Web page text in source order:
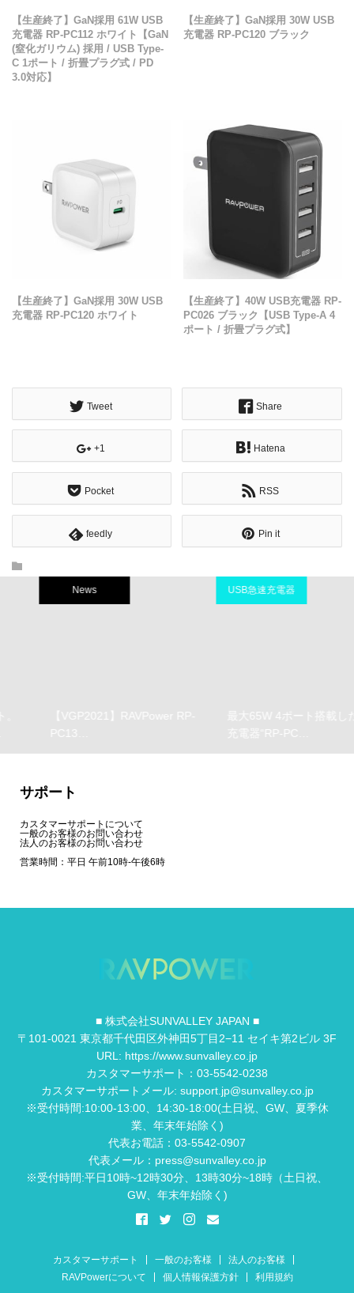
【生産終了】GaN採用 61W USB
充電器 RP-PC112 ホワイト【GaN
(窒化ガリウム) 採用 / USB Type-
C 1ポート / 折畳プラグ式 / PD
3.0対応】
【生産終了】GaN採用 30W USB
充電器 RP-PC120 ブラック
【生産終了】GaN採用 30W USB
充電器 RP-PC120 ホワイト
【生産終了】40W USB充電器 RP-
PC026 ブラック【USB Type-A 4
ポート / 折畳プラグ式】
Tweet Share
+1 Hatena
Pocket RSS
feedly Pin it
【VGP2021】RAVPower RP-
USB急速充電器
最大65W 4ポート搭載した急速
充電器“RP-PC…
サポート
カスタマーサポートについて
一般のお客様のお問い合わせ
法人のお客様のお問い合わせ
営業時間：平日 午前10時-午後6時
■ 株式会社SUNVALLEY JAPAN ■
〒101-0021 東京都千代田区外神田5丁目2−11 セイキ第2ビル 3F
URL: https://www.sunvalley.co.jp
カスタマーサポート：03-5542-0238
カスタマーサポートメール: support.jp@sunvalley.co.jp
※受付時間:10:00-13:00、14:30-18:00(土日祝、GW、夏季休
業、年末年始除く)
代表お電話：03-5542-0907
代表メール：press@sunvalley.co.jp
※受付時間:平日10時~12時30分、13時30分~18時（土日祝、
GW、年末年始除く)
カスタマーサポート 一般のお客様
法人のお客様
RAVPowerについて
個人情報保護方針 利用規約